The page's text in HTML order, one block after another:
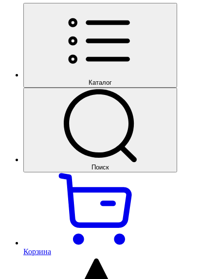
Каталог
Поиск
Корзина